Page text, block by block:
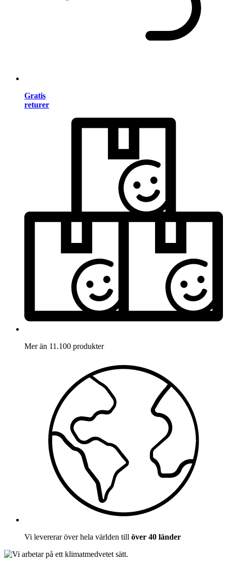
Gratis
returer
Mer än 11.100 produkter
Vi levererar över hela världen till över 40 länder